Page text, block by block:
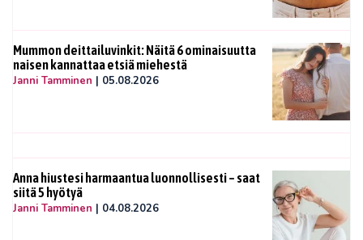
Mummon deittailuvinkit: Näitä 6 ominaisuutta
naisen kannattaa etsiä miehestä
Janni Tamminen | 05.08.2026
Anna hiustesi harmaantua luonnollisesti – saat
siitä 5 hyötyä
Janni Tamminen | 04.08.2026